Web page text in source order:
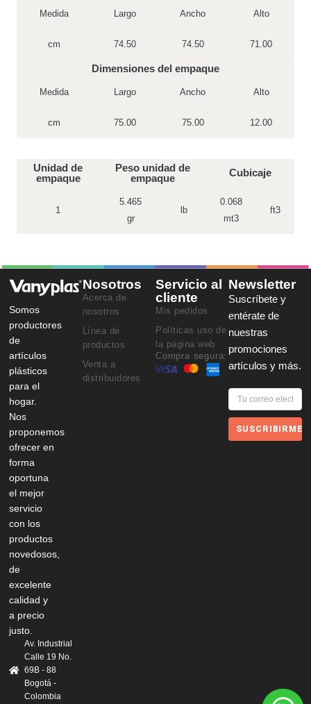
Medida Largo Ancho Alto
cm 74.50 74.50 71.00
Dimensiones del empaque
Medida Largo Ancho Alto
cm 75.00 75.00 12.00
Unidad de
empaque
Peso unidad de
empaque
Cubicaje
1
5.465
gr
lb
0.068
mt3
ft3
Somos
productores
de
artículos
plásticos
para el
hogar.
Nos
proponemos
ofrecer en
forma
oportuna
el mejor
servicio
con los
productos
novedosos,
de
excelente
calidad y
a precio
justo.
Av. Industrial
Calle 19 No.
69B - 88
Bogotá -
Colombia
Nosotros
Acerca de
nosotros
Línea de
productos
Venta a
distribuidores
Servicio al
cliente
Mis pedidos
Políticas uso de
la página web
Compra segura:
Newsletter
Suscríbete y
entérate de
nuestras
promociones
artículos y más.
SUSCRIBIRME